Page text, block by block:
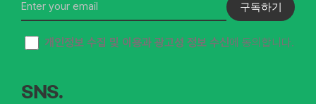
구독하기
개인정보 수집 및 이용과 광고성 정보 수신에 동의합니다.
SNS.